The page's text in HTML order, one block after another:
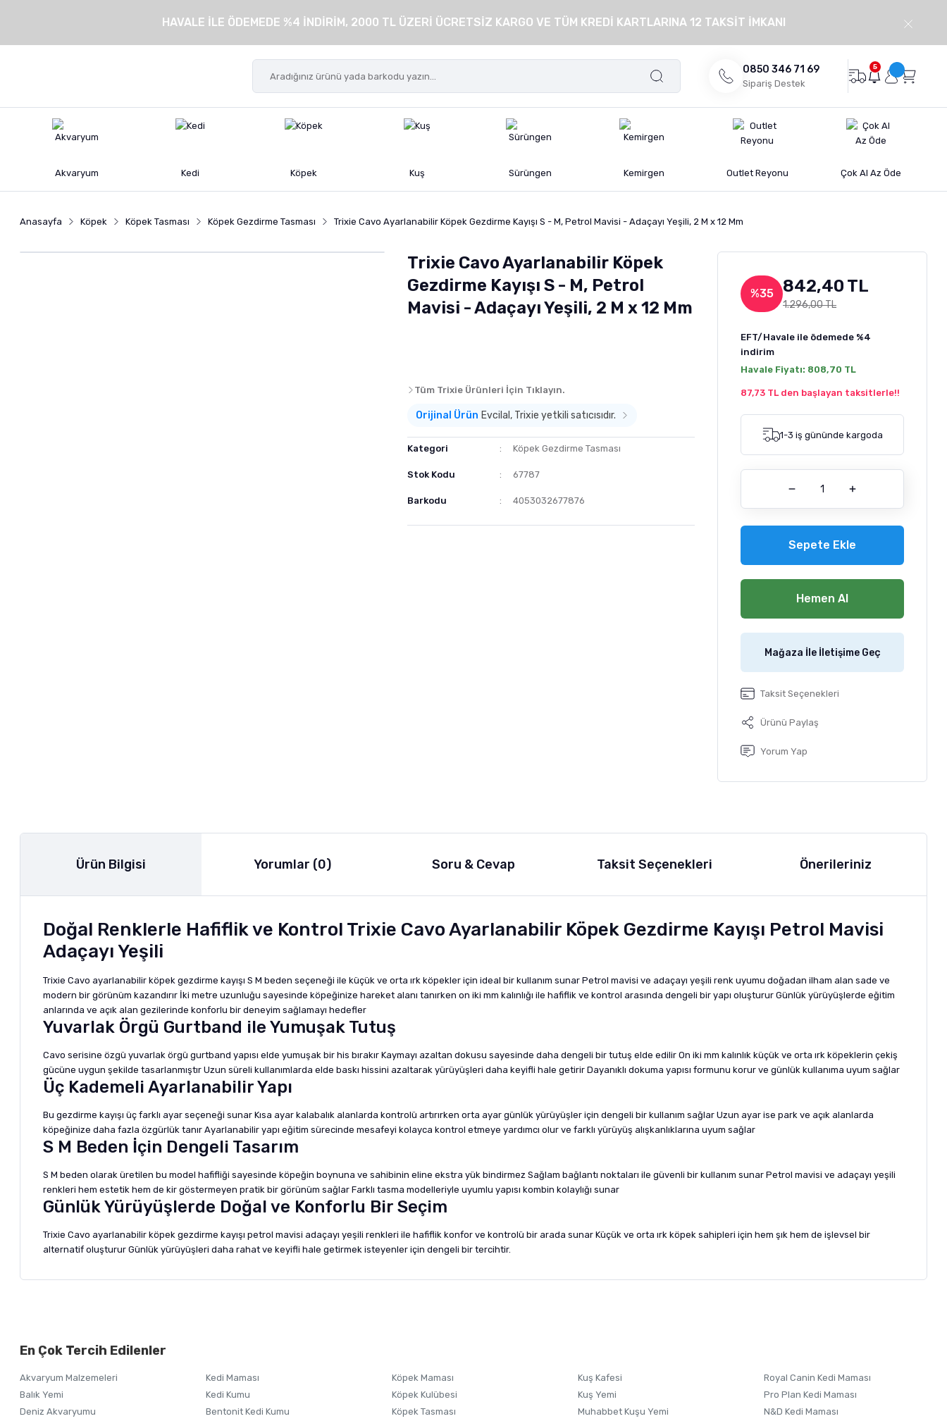
HAVALE İLE ÖDEMEDE %4 İNDİRİM, 2000 TL ÜZERİ ÜCRETSİZ KARGO VE TÜM KREDİ KARTLARINA 12 TAKSİT İMKANI
0850 346 71 69
Sipariş Destek
5
Akvaryum Kedi Köpek Kuş Sürüngen Kemirgen Outlet Reyonu Çok Al Az Öde
Anasayfa Köpek Köpek Tasması Köpek Gezdirme Tasması Trixie Cavo Ayarlanabilir Köpek Gezdirme Kayışı S - M, Petrol Mavisi - Adaçayı Yeşili, 2 M x 12 Mm
Trixie Cavo Ayarlanabilir Köpek
Gezdirme Kayışı S - M, Petrol
Mavisi - Adaçayı Yeşili, 2 M x 12 Mm
Tüm Trixie Ürünleri İçin Tıklayın.
Orijinal Ürün Evcilal, Trixie yetkili satıcısıdır.
Kategori Köpek Gezdirme Tasması
Stok Kodu 67787
Barkodu 4053032677876
%35 842,40 TL
1.296,00 TL
EFT/Havale ile ödemede %4
indirim
Havale Fiyatı: 808,70 TL
87,73 TL den başlayan taksitlerle!!
1-3 iş gününde kargoda
Sepete Ekle
Hemen Al
Mağaza İle İletişime Geç
Taksit Seçenekleri
Ürünü Paylaş
Yorum Yap
Ürün Bilgisi Yorumlar (0) Soru & Cevap Taksit Seçenekleri Önerileriniz
Doğal Renklerle Hafiflik ve Kontrol Trixie Cavo Ayarlanabilir Köpek Gezdirme Kayışı Petrol Mavisi
Adaçayı Yeşili
Trixie Cavo ayarlanabilir köpek gezdirme kayışı S M beden seçeneği ile küçük ve orta ırk köpekler için ideal bir kullanım sunar Petrol mavisi ve adaçayı yeşili renk uyumu doğadan ilham alan sade ve
modern bir görünüm kazandırır İki metre uzunluğu sayesinde köpeğinize hareket alanı tanırken on iki mm kalınlığı ile hafiflik ve kontrol arasında dengeli bir yapı oluşturur Günlük yürüyüşlerde eğitim
anlarında ve açık alan gezilerinde konforlu bir deneyim sağlamayı hedefler
Yuvarlak Örgü Gurtband ile Yumuşak Tutuş
Cavo serisine özgü yuvarlak örgü gurtband yapısı elde yumuşak bir his bırakır Kaymayı azaltan dokusu sayesinde daha dengeli bir tutuş elde edilir On iki mm kalınlık küçük ve orta ırk köpeklerin çekiş
gücüne uygun şekilde tasarlanmıştır Uzun süreli kullanımlarda elde baskı hissini azaltarak yürüyüşleri daha keyifli hale getirir Dayanıklı dokuma yapısı formunu korur ve günlük kullanıma uyum sağlar
Üç Kademeli Ayarlanabilir Yapı
Bu gezdirme kayışı üç farklı ayar seçeneği sunar Kısa ayar kalabalık alanlarda kontrolü artırırken orta ayar günlük yürüyüşler için dengeli bir kullanım sağlar Uzun ayar ise park ve açık alanlarda
köpeğinize daha fazla özgürlük tanır Ayarlanabilir yapı eğitim sürecinde mesafeyi kolayca kontrol etmeye yardımcı olur ve farklı yürüyüş alışkanlıklarına uyum sağlar
S M Beden İçin Dengeli Tasarım
S M beden olarak üretilen bu model hafifliği sayesinde köpeğin boynuna ve sahibinin eline ekstra yük bindirmez Sağlam bağlantı noktaları ile güvenli bir kullanım sunar Petrol mavisi ve adaçayı yeşili
renkleri hem estetik hem de kir göstermeyen pratik bir görünüm sağlar Farklı tasma modelleriyle uyumlu yapısı kombin kolaylığı sunar
Günlük Yürüyüşlerde Doğal ve Konforlu Bir Seçim
Trixie Cavo ayarlanabilir köpek gezdirme kayışı petrol mavisi adaçayı yeşili renkleri ile hafiflik konfor ve kontrolü bir arada sunar Küçük ve orta ırk köpek sahipleri için hem şık hem de işlevsel bir
alternatif oluşturur Günlük yürüyüşleri daha rahat ve keyifli hale getirmek isteyenler için dengeli bir tercihtir.
Ürünü Satın Al ve Yorumla
Ürün açıklamasında eksik bilgiler bulunuyor.
En Çok Tercih Edilenler
Akvaryum Malzemeleri
Balık Yemi
Deniz Akvaryumu
Kedi Maması
Kedi Kumu
Bentonit Kedi Kumu
Köpek Maması
Köpek Kulübesi
Köpek Tasması
Kuş Kafesi
Kuş Yemi
Muhabbet Kuşu Yemi
Royal Canin Kedi Maması
Pro Plan Kedi Maması
N&D Kedi Maması